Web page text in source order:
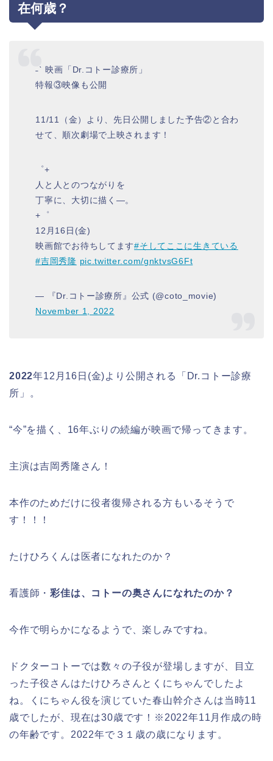
在何歳？
˗ˋ 映画「Dr.コトー診療所」
特報③映像も公開
11/11（金）より、先日公開しました予告②と合わ
せて、順次劇場で上映されます！
゜+
人と人とのつながりを
丁寧に、大切に描く―。
+゜
12月16日(金)
映画館でお待ちしてます#そしてここに生きている
#吉岡秀隆 pic.twitter.com/gnktvsG6Ft
— 『Dr.コトー診療所』公式 (@coto_movie)
November 1, 2022
2022年12月16日(金)より公開される「Dr.コトー診療
所」。
“今”を描く、16年ぶりの続編が映画で帰ってきます。
主演は吉岡秀隆さん！
本作のためだけに役者復帰される方もいるそうで
す！！！
たけひろくんは医者になれたのか？
看護師・彩佳は、コトーの奥さんになれたのか？
今作で明らかになるようで、楽しみですね。
ドクターコトーでは数々の子役が登場しますが、目立
った子役さんはたけひろさんとくにちゃんでしたよ
ね。くにちゃん役を演じていた春山幹介さんは当時11
歳でしたが、現在は30歳です！※2022年11月作成の時
の年齢です。2022年で３１歳の歳になります。